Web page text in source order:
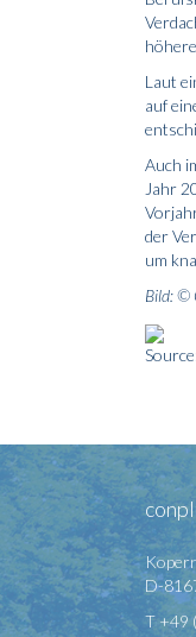
Laut
auf
Auch
Jahr
der
um
Bild: ©
D-
T +49